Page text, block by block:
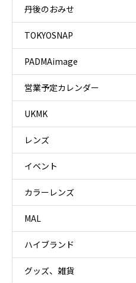
丹後のおみせ
TOKYOSNAP
PADMAimage
営業予定カレンダー
UKMK
レンズ
イベント
カラーレンズ
MAL
ハイブランド
グッズ、雑貨